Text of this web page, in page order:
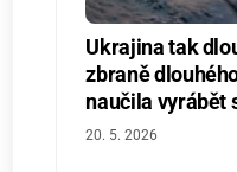
Ukrajina tak
zbraně
naučila vyrábět
20. 5. 2026